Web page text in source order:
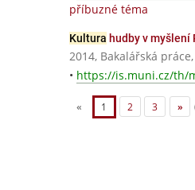
příbuzné téma
Kultura hudby v
2014, Bakalářská
• https://is.muni.cz/th/
« 1 2 3 »